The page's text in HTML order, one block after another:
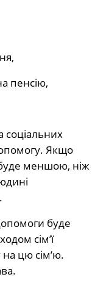
пенсію,
соціальних
Якщо
меншою, ніж
буде
сім’ї
на цю сім’ю.